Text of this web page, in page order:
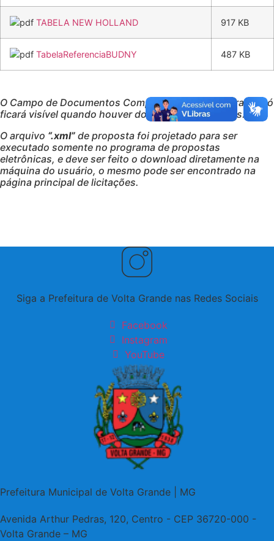
TABELA NEW HOLLAND 917 KB
TabelaReferenciaBUDNY 487 KB
O Campo de Documentos Complementares / Contratos só
ficará visível quando houver documentos anexados.
O arquivo “.xml” de proposta foi projetado para ser
executado somente no programa de propostas
eletrônicas, e deve ser feito o download diretamente na
máquina do usuário, o mesmo pode ser encontrado na
página principal de licitações.
Siga a Prefeitura de Volta Grande nas Redes Sociais
Facebook
Instagram
YouTube
Prefeitura Municipal de Volta Grande | MG
Avenida Arthur Pedras, 120, Centro - CEP 36720-000 -
Volta Grande – MG